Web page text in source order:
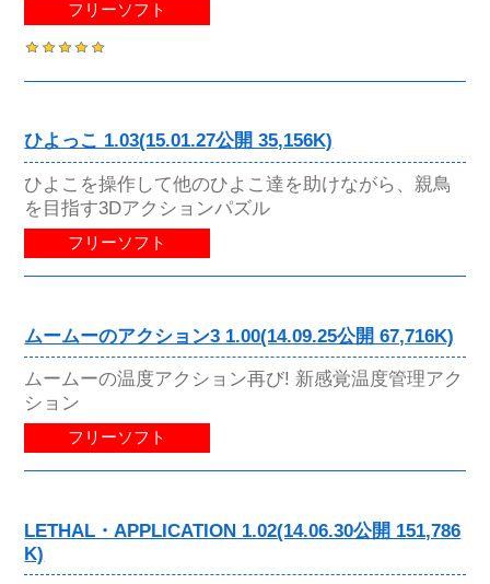
フリーソフト
ひよっこ 1.03(15.01.27公開 35,156K)
ひよこを操作して他のひよこ達を助けながら、親鳥
を目指す3Dアクションパズル
フリーソフト
ムームーのアクション3 1.00(14.09.25公開 67,716K)
ムームーの温度アクション再び! 新感覚温度管理アク
ション
フリーソフト
LETHAL・APPLICATION 1.02(14.06.30公開 151,786
K)